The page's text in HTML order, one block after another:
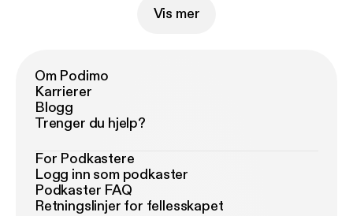
Vis mer
Om Podimo
Karrierer
Blogg
Trenger du hjelp?
For Podkastere
Logg inn som podkaster
Podkaster FAQ
Retningslinjer for fellesskapet